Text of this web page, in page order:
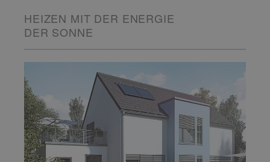
HEIZEN MIT DER ENERGIE
DER SONNE